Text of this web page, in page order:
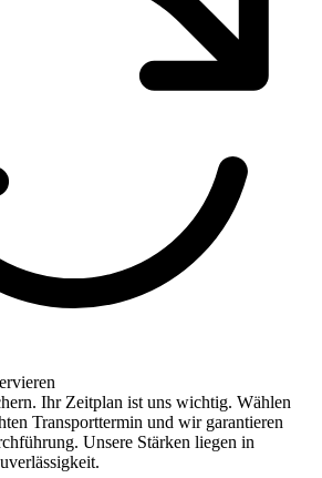
Ihr Zeitplan ist uns wichtig. Wählen
Transporttermin und wir garantieren
Unsere Stärken liegen in